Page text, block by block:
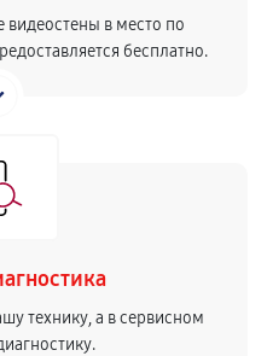
в место по
бесплатно.
технику, а в сервисном